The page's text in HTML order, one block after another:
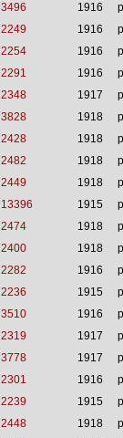
3496 1916
2249 1916
2254 1916
2291 1916
2348 1917
3828 1918
2428 1918
2482 1918
2449 1918
13396 1915
2474 1918
2400 1918
2282 1916
2236 1915
3510 1916
2319 1917
3778 1917
2301 1916
2239 1915
2448 1918